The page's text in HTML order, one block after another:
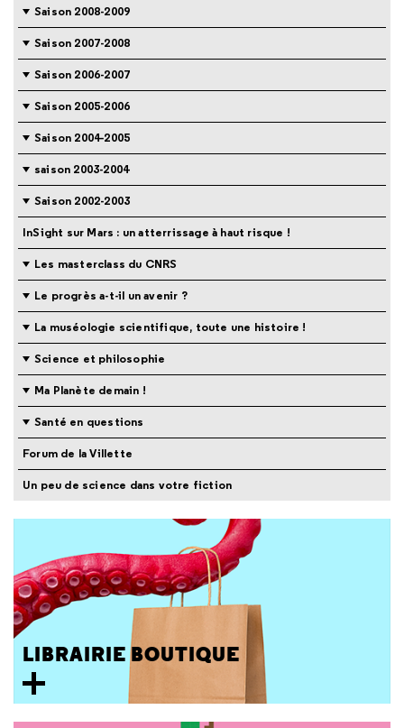
Saison 2008-2009
Saison 2007-2008
Saison 2006-2007
Saison 2005-2006
Saison 2004-2005
saison 2003-2004
Saison 2002-2003
InSight sur Mars : un atterrissage à haut risque !
Les masterclass du CNRS
Le progrès a-t-il un avenir ?
La muséologie scientifique, toute une histoire !
Science et philosophie
Ma Planète demain !
Santé en questions
Forum de la Villette
Un peu de science dans votre fiction
LIBRAIRIE BOUTIQUE